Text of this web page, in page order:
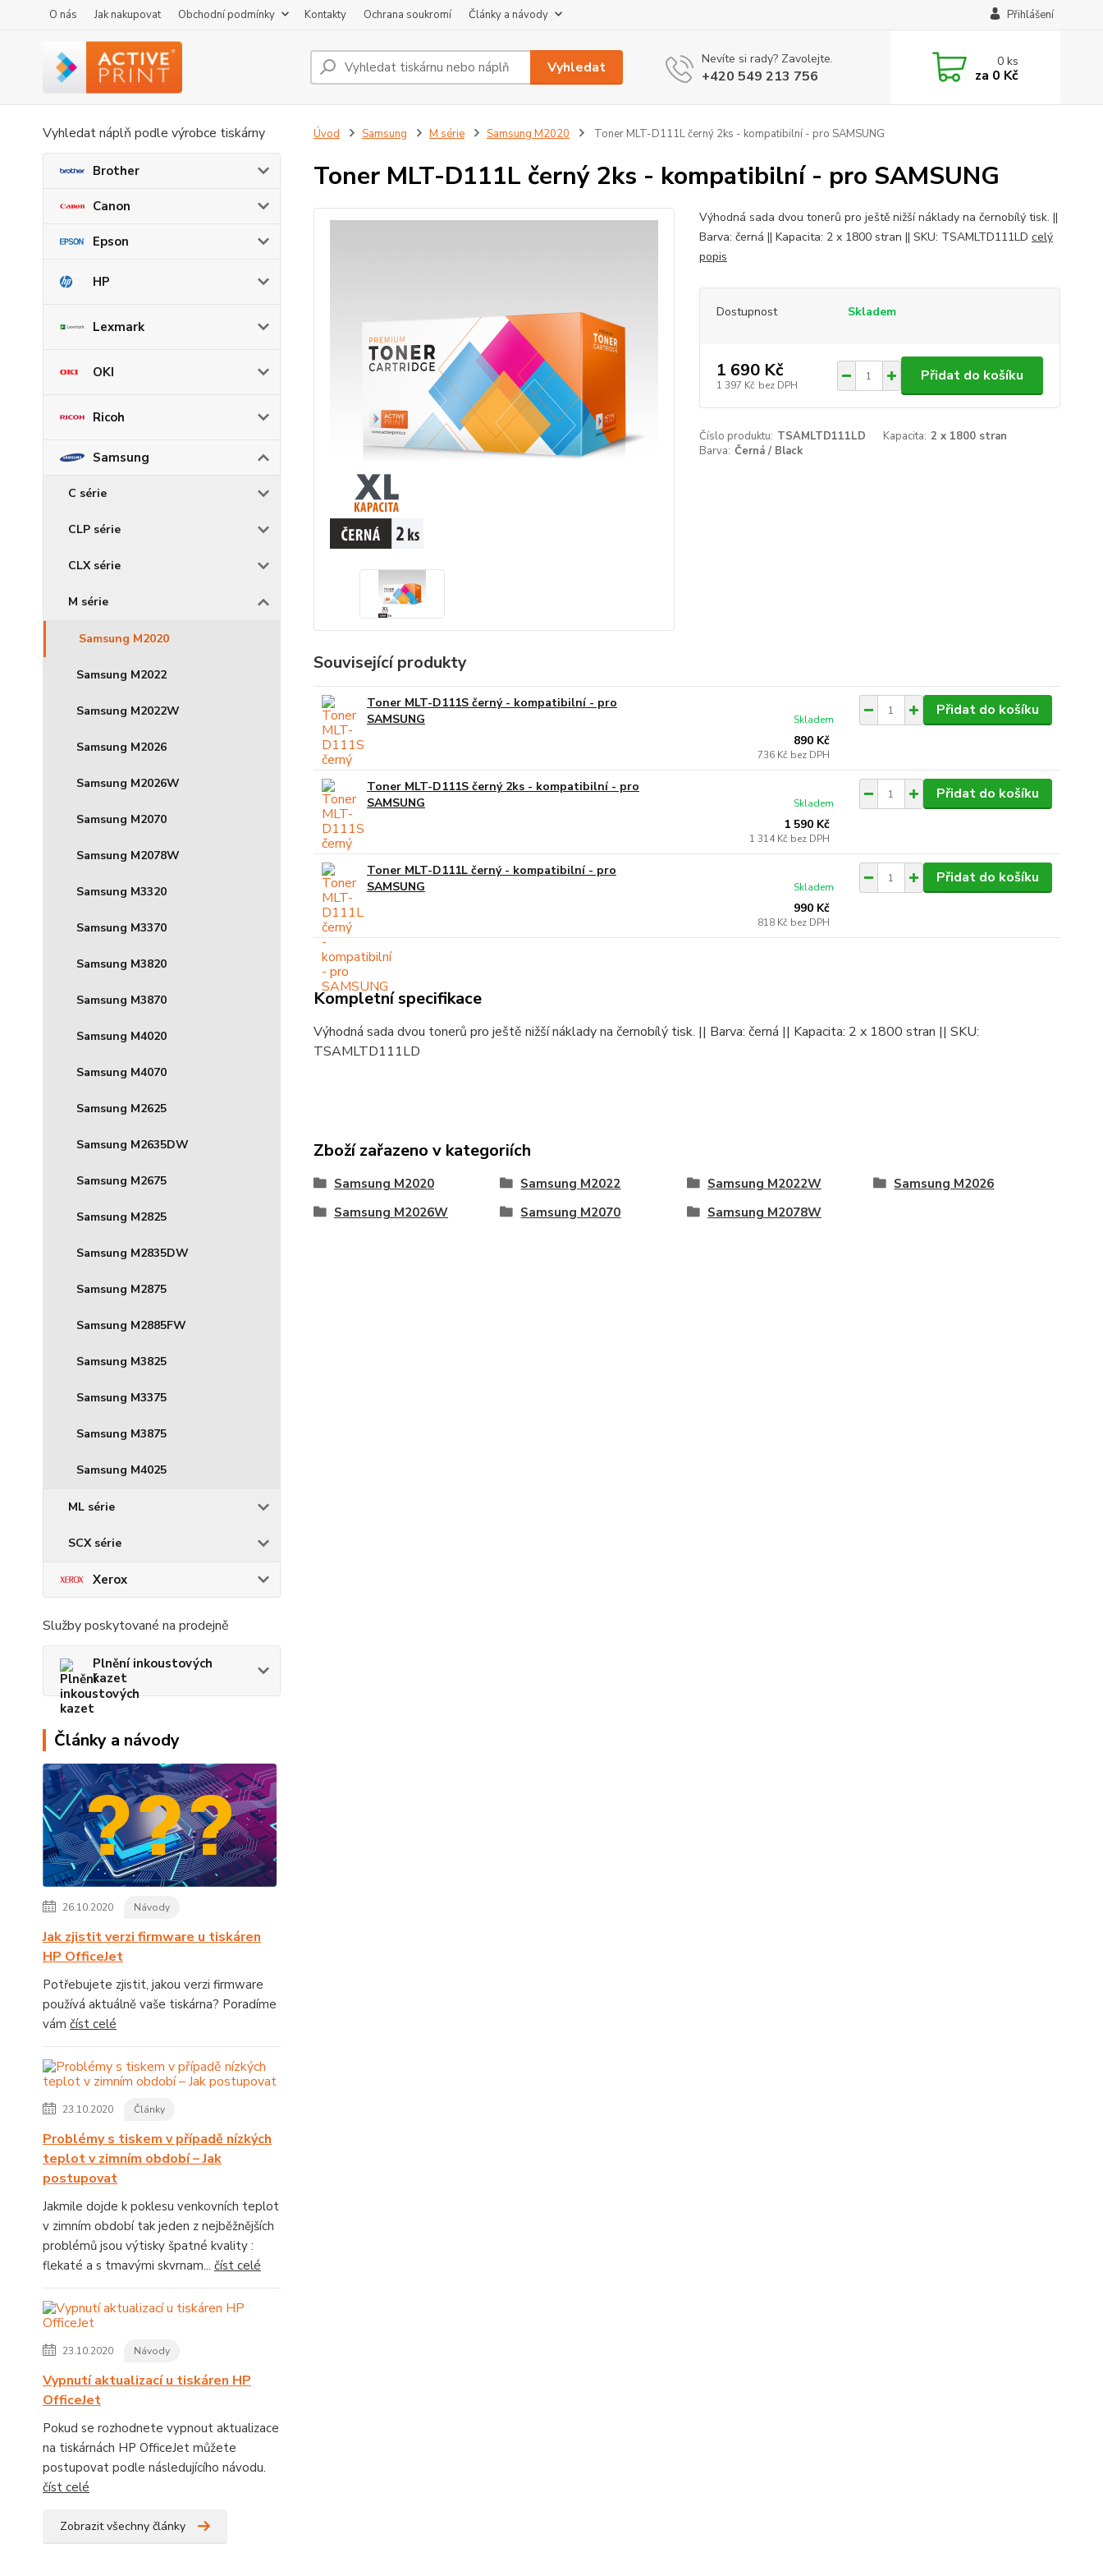
O nás Jak nakupovat Obchodní podmínky Kontakty Ochrana soukromí Články a návody Přihlášení
Vyhledat Nevíte si rady? Zavolejte.
+420 549 213 756
0ks
za 0 Kč
Vyhledat náplň podle výrobce tiskárny
Brother
Canon
Epson
HP
Lexmark
OKI
Ricoh
Samsung
C série
CLP série
CLX série
M série
Samsung M2020
Samsung M2022
Samsung M2022W
Samsung M2026
Samsung M2026W
Samsung M2070
Samsung M2078W
Samsung M3320
Samsung M3370
Samsung M3820
Samsung M3870
Samsung M4020
Samsung M4070
Samsung M2625
Samsung M2635DW
Samsung M2675
Samsung M2825
Samsung M2835DW
Samsung M2875
Samsung M2885FW
Samsung M3825
Samsung M3375
Samsung M3875
Samsung M4025
ML série
SCX série
Xerox
Služby poskytované na prodejně
Plnění inkoustových
kazet
Články a návody
26.10.2020 Návody
Jak zjistit verzi firmware u tiskáren
HP OfficeJet
Potřebujete zjistit, jakou verzi firmware
používá aktuálně vaše tiskárna? Poradíme
vám číst celé
23.10.2020 Články
Problémy s tiskem v případě nízkých
teplot v zimním období – Jak
postupovat
Jakmile dojde k poklesu venkovních teplot
v zimním období tak jeden z nejběžnějších
problémů jsou výtisky špatné kvality :
flekaté a s tmavými skvrnam... číst celé
23.10.2020 Návody
Vypnutí aktualizací u tiskáren HP
OfficeJet
Pokud se rozhodnete vypnout aktualizace
na tiskárnách HP OfficeJet můžete
postupovat podle následujícího návodu.
číst celé
Zobrazit všechny články
Úvod Samsung M série Samsung M2020 Toner MLT-D111L černý 2ks - kompatibilní - pro SAMSUNG
Toner MLT-D111L černý 2ks - kompatibilní - pro SAMSUNG
Výhodná sada dvou tonerů pro ještě nižší náklady na černobílý tisk. ||
Barva: černá || Kapacita: 2 x 1800 stran || SKU: TSAMLTD111LD celý
popis
Dostupnost Skladem
1 690 Kč
1 397 Kč bez DPH
Přidat do košíku
Číslo produktu: TSAMLTD111LD Kapacita: 2 x 1800 stran
Barva: Černá / Black
Související produkty
Toner MLT-D111S černý - kompatibilní - pro
SAMSUNG
890 Kč
736 Kč bez DPH
Skladem
Přidat do košíku
Toner MLT-D111S černý 2ks - kompatibilní - pro
SAMSUNG
1 590 Kč
1 314 Kč bez DPH
Skladem
Přidat do košíku
Toner MLT-D111L černý - kompatibilní - pro
SAMSUNG
990 Kč
818 Kč bez DPH
Skladem
Přidat do košíku
Kompletní specifikace
Výhodná sada dvou tonerů pro ještě nižší náklady na černobílý tisk. || Barva: černá || Kapacita: 2 x 1800 stran || SKU:
TSAMLTD111LD
Zboží zařazeno v kategoriích
Samsung M2020 Samsung M2022 Samsung M2022W
Samsung M2026
Samsung M2026W
Samsung M2070 Samsung M2078W